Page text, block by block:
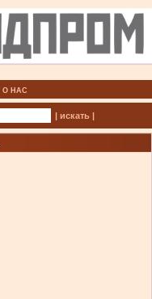
О НАС
| искать |